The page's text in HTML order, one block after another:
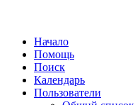
Начало
Помощь
Поиск
Календарь
Пользователи